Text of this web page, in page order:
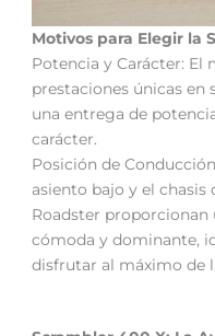
Motivos para Elegir la
Potencia y Carácter: El
prestaciones únicas en
una entrega de
carácter.
Posición de
asiento bajo y el chasis
Roadster
cómoda y dominante,
disfrutar al máximo de